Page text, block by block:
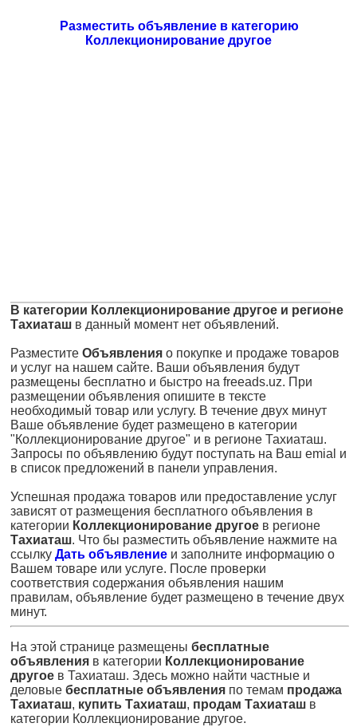
Разместить объявление в категорию
Коллекционирование другое
В категории Коллекционирование другое и регионе
Тахиаташ в данный момент нет объявлений.
Разместите Объявления о покупке и продаже товаров
и услуг на нашем сайте. Ваши объявления будут
размещены бесплатно и быстро на freeads.uz. При
размещении объявления опишите в тексте
необходимый товар или услугу. В течение двух минут
Ваше объявление будет размещено в категории
"Коллекционирование другое" и в регионе Тахиаташ.
Запросы по объявлению будут поступать на Ваш emial и
в список предложений в панели управления.
Успешная продажа товаров или предоставление услуг
зависят от размещения бесплатного объявления в
категории Коллекционирование другое в регионе
Тахиаташ. Что бы разместить объявление нажмите на
ссылку Дать объявление и заполните информацию о
Вашем товаре или услуге. После проверки
соответствия содержания объявления нашим
правилам, объявление будет размещено в течение двух
минут.
На этой странице размещены бесплатные
объявления в категории Коллекционирование
другое в Тахиаташ. Здесь можно найти частные и
деловые бесплатные объявления по темам продажа
Тахиаташ, купить Тахиаташ, продам Тахиаташ в
категории Коллекционирование другое.